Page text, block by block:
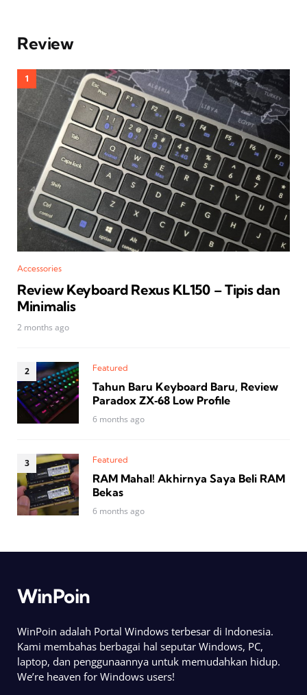
Review
Accessories
Review Keyboard Rexus KL150 – Tipis dan
Minimalis
2 months ago
Featured
Tahun Baru Keyboard Baru, Review
Paradox ZX‑68 Low Profile
6 months ago
Featured
RAM Mahal! Akhirnya Saya Beli RAM
Bekas
6 months ago
WinPoin
WinPoin adalah Portal Windows terbesar di Indonesia.
Kami membahas berbagai hal seputar Windows, PC,
laptop, dan penggunaannya untuk memudahkan hidup.
We’re heaven for Windows users!